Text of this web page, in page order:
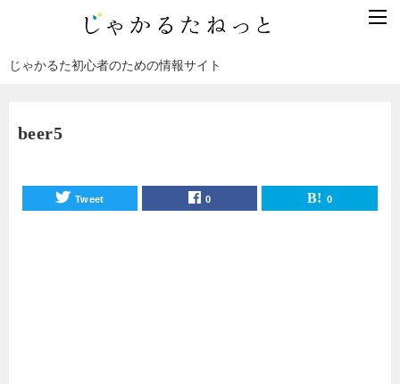
じゃかるた初心者のための情報サイト
beer5
Tweet 0 0